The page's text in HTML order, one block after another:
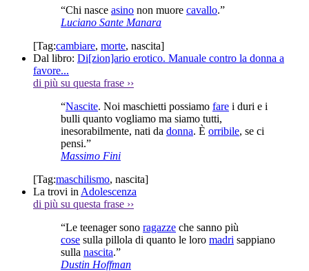
“Chi nasce asino non muore cavallo.”
Luciano Sante Manara
[Tag:cambiare, morte, nascita]
Dal libro: Di[zion]ario erotico. Manuale contro la donna a
favore...
di più su questa frase ››
“Nascite. Noi maschietti possiamo fare i duri e i
bulli quanto vogliamo ma siamo tutti,
inesorabilmente, nati da donna. È orribile, se ci
pensi.”
Massimo Fini
[Tag:maschilismo, nascita]
La trovi in Adolescenza
di più su questa frase ››
“Le teenager sono ragazze che sanno più
cose sulla pillola di quanto le loro madri sappiano
sulla nascita.”
Dustin Hoffman